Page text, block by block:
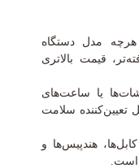
هرچه مدل دستگاه
قیمت بالاتری
یا ساعت‌های
تعیین‌کننده سلامت
هندپیس‌ها و
است.